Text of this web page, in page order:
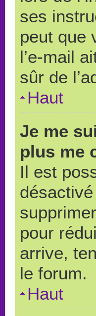
ses
peut que
l’e-mail
sûr de
Haut
Je me
plus me
Il est
pour
arrive,
le forum.
Haut